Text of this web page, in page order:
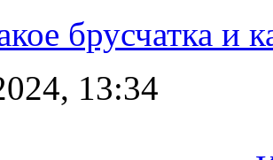
брусчатка и
13:34